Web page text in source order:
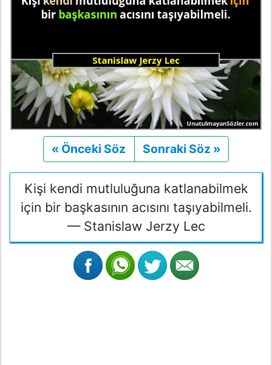
« Önceki Söz Önceki
Sonraki Söz »
Kişi kendi mutluluğuna katlanabilmek
için bir başkasının acısını taşıyabilmeli.
— Stanislaw Jerzy Lec